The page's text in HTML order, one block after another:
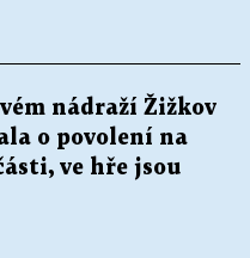
nádraží Žižkov
o povolení na
ve hře jsou